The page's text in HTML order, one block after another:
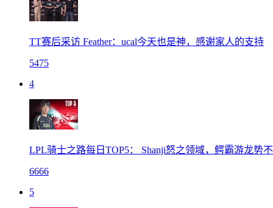
TT赛后采访 Feather：ucal今天也是神，感谢家人的支持
5475
4
LPL骑士之路每日TOP5： Shanji怒之领域，鳄霸游龙势
6666
5